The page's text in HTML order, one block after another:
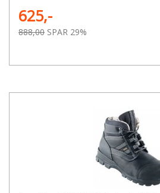
625,-
888,00 SPAR 29%